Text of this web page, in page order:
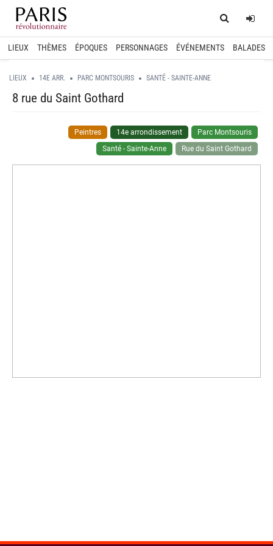
Home
LIEUX THÈMES ÉPOQUES PERSONNAGES ÉVÉNEMENTS BALADES
LIEUX 14E ARR. PARC MONTSOURIS SANTÉ - SAINTE-ANNE
8 rue du Saint Gothard
Peintres 14e arrondissement
Parc Montsouris
Santé - Sainte-Anne
Rue du Saint Gothard